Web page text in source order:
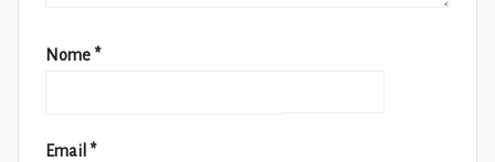
Nome *
Email *